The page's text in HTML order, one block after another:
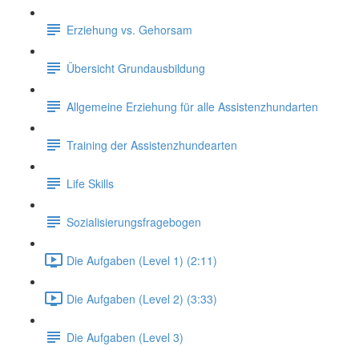
Erziehung vs. Gehorsam
Übersicht Grundausbildung
Allgemeine Erziehung für alle Assistenzhundarten
Training der Assistenzhundearten
Life Skills
Sozialisierungsfragebogen
Die Aufgaben (Level 1) (2:11)
Die Aufgaben (Level 2) (3:33)
Die Aufgaben (Level 3)